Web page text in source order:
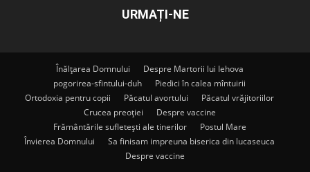
URMAȚI-NE
Înălțarea Domnului
Despre Martorii lui Iehova
pogorirea-sfintului-duh
Piedici în calea mîntuirii
Ortodoxia pentru copii
Păcatul avortului
Păcatul vrăjitoriilor
Crucea preoției
Despre vaccine
Frământările sufletești ale tinerilor
Postul Mare
Învierea Domnului
Sa finisam impreuna biserica din lucaseuca
Despre vaccine